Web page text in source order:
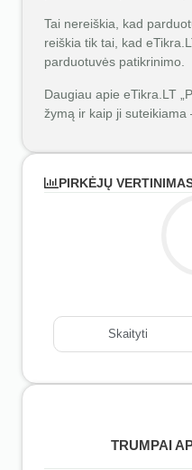
Tai nereiškia, kad
reiškia tik tai, kad
parduotuvės patikrinimo.
Daugiau apie eTikra.LT
žymą ir kaip ji suteikiama
PIRKĖJŲ
Skaityti
TRUMPAI